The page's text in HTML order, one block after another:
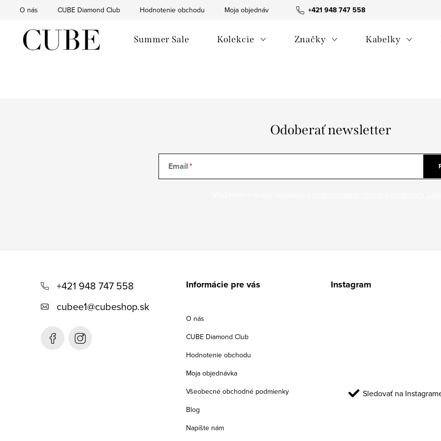
+421 948 747 558
O nás CUBE Diamond Club Hodnotenie obchodu Moja objednávka Všeobecné obchodné podmienky
Summer Sale Kolekcie Značky Kabelky
Odoberať newsletter
Email
+421 948 747 558
cubee1@cubeshop.sk
Informácie pre vás
O nás
CUBE Diamond Club
Hodnotenie obchodu
Moja objednávka
Všeobecné obchodné podmienky
Blog
Napíšte nám
Instagram
Sledovať na